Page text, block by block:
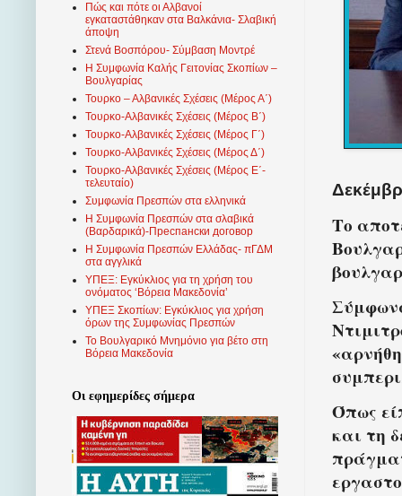
Το
Όπως
και τη
Πώς και πότε οι Αλβανοί
εγκαταστάθηκαν στα Βαλκάνια- Σλαβική
άποψη
Στενά Βοσπόρου- Σύμβαση Μοντρέ
Η Συμφωνία Καλής Γειτονίας Σκοπίων –
Βουλγαρίας
Τουρκο – Αλβανικές Σχέσεις (Mέρος Α΄)
Τουρκο-Αλβανικές Σχέσεις (Μέρος Β΄)
Τουρκο-Αλβανικές Σχέσεις (Μέρος Γ΄)
Τουρκο-Αλβανικές Σχέσεις (Μέρος Δ΄)
Τουρκο-Αλβανικές Σχέσεις (Μέρος Ε΄-
τελευταίο)
Συμφωνία Πρεσπών στα ελληνικά
Η Συμφωνία Πρεσπών στα σλαβικά
(Βαρδαρικά)-Преспански договор
Η Συμφωνία Πρεσπών Ελλάδας- πΓΔΜ
στα αγγλικά
ΥΠΕΞ: Εγκύκλιος για τη χρήση του
ονόματος ‘Βόρεια Μακεδονία’
ΥΠΕΞ Σκοπίων: Εγκύκλιος για χρήση
όρων της Συμφωνίας Πρεσπών
Το Βουλγαρικό Μνημόνιο για βέτο στη
Βόρεια Μακεδονία
Οι εφημερίδες σήμερα